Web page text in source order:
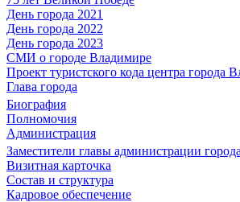
День города 2021
День города 2022
День города 2023
СМИ о городе Владимире
Проект туристского кода центра города
Глава города
Биография
Полномочия
Администрация
Заместители главы администрации города
Визитная карточка
Состав и структура
Кадровое обеспечение